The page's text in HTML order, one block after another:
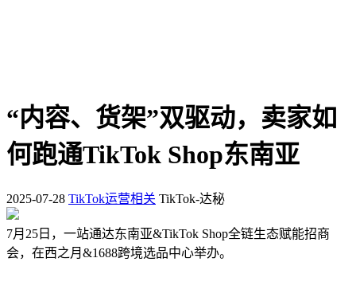
“内容、货架”双驱动，卖家如
何跑通TikTok Shop东南亚
2025-07-28 TikTok运营相关 TikTok-达秘
7月25日，一站通达东南亚&TikTok Shop全链生态赋能招商
会，在西之月&1688跨境选品中心举办。